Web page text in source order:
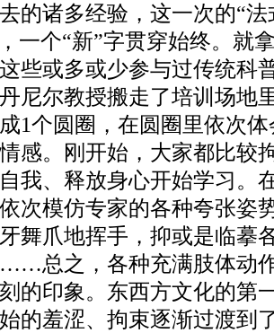
诸多经验，这一次的“法
一个“新”字贯穿始终。就
些或多或少参与过传统科
尼尔教授搬走了培训场地
1个圆圈，在圆圈里依次
感。刚开始，大家都比较
我、释放身心开始学习。
次模仿专家的各种夸张姿
舞爪地挥手，抑或是临摹
……总之，各种充满肢体动
的印象。东西方文化的第
的羞涩、拘束逐渐过渡到